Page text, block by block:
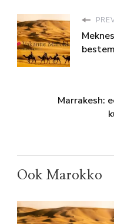
Marrakesh:
Ook Marokko